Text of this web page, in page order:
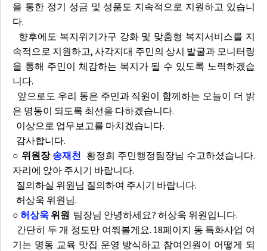
을 통한 정기 성금 및 성품도 지속적으로 지원하고 있습니
다.
향후에도 복지위기가구 강화 및 맞춤형 복지서비스를 지
속적으로 지원하고, 사각지대 주민의 상시 발굴과 모니터링
을 통해 주민이 체감하는 복지가 될 수 있도록 노력하겠습
니다.
앞으로도 우리 동은 주민과 직원이 함께하는 오늘이 더 밝
은 명동이 되도록 최선을 다하겠습니다.
이상으로 업무보고를 마치겠습니다.
감사합니다.
○ 위원장 송재천 황정희 주민행정팀장님 수고하셨습니다.
자리에 앉아 주시기 바랍니다.
질의하실 위원님 질의하여 주시기 바랍니다.
허상욱 위원님.
○ 허상욱 위원 팀장님 안녕하세요? 허상욱 위원입니다.
간단히 두 개 정도만 여쭤볼게요. 18페이지 동 특화사업 여
기는 명동 교육 맛집 운영 방식하고 참여인원이 어떻게 되